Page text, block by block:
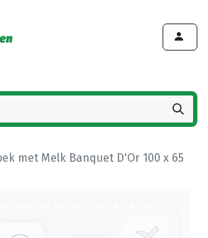
met Melk Banquet D'Or 100 x 65